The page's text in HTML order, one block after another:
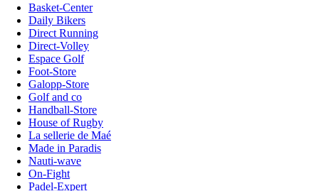
Basket-Center
Daily Bikers
Direct Running
Direct-Volley
Espace Golf
Foot-Store
Galopp-Store
Golf and co
Handball-Store
House of Rugby
La sellerie de Maé
Made in Paradis
Nauti-wave
On-Fight
Padel-Expert